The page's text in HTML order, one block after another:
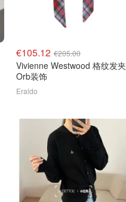
€105.12 €205.00
Vivienne Westwood 格纹发夹
Orb装饰
Eraldo